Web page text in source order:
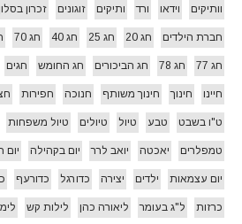
וותיקים וידאו ורד ותיקים זוגונים זכרון
חברת הילדים חג 20 חג 25 חג 40 חג 70
חג 77 חג 78 חג הביכורים חג החומש חגים
חיינו חינוך חינוך משותף חנוכה חפירות
ט"ו בשבט טבע טיול טיולים טיול משפחות
טמפלרים יאכטה יואב לרר יום בקהילה יום
יום עצמאות ילדים יצירה כדורגל כדורעף
כרזות ל"ג בעומר ליאורה כהן לילות קש